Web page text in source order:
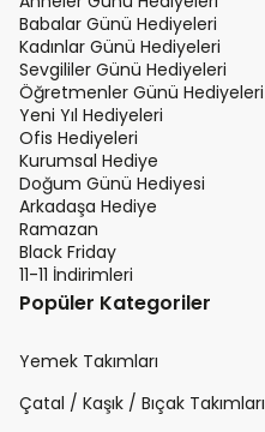
Babalar Günü Hediyeleri
Kadınlar Günü Hediyeleri
Sevgililer Günü Hediyeleri
Öğretmenler Günü Hediyeleri
Yeni Yıl Hediyeleri
Ofis Hediyeleri
Kurumsal Hediye
Doğum Günü Hediyesi
Arkadaşa Hediye
Ramazan
Black Friday
11-11 İndirimleri
Popüler Kategoriler
Yemek Takımları
Çatal / Kaşık / Bıçak Takımları